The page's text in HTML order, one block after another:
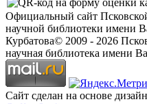
Официальный сайт
научной библиотеки имени
Курбатова© 2009 - 2026
научная библиотека имени
Сайт сделан на основе